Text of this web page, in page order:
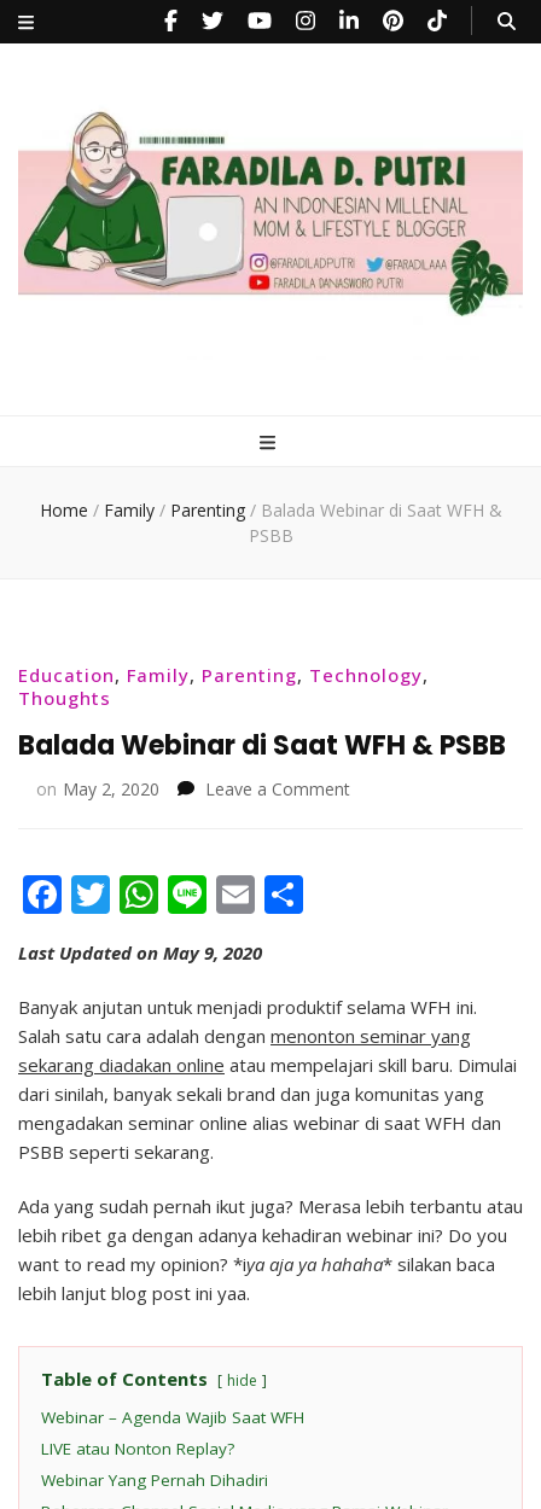
Home / Family / Parenting / Balada Webinar di Saat WFH &
PSBB
Education, Family, Parenting, Technology,
Thoughts
Balada Webinar di Saat WFH & PSBB
on May 2, 2020 Leave a Commenton
Facebook
Twitter
WhatsApp
LineEmail
Last Updated on May 9, 2020
Banyak anjutan untuk menjadi produktif selama WFH ini.
Salah satu cara adalah dengan menonton seminar yang
sekarang diadakan online atau mempelajari skill baru. Dimulai
dari sinilah, banyak sekali brand dan juga komunitas yang
mengadakan seminar online alias webinar di saat WFH dan
PSBB seperti sekarang.
Ada yang sudah pernah ikut juga? Merasa lebih terbantu atau
lebih ribet ga dengan adanya kehadiran webinar ini? Do you
want to read my opinion? *iya aja ya hahaha* silakan baca
lebih lanjut blog post ini yaa.
Table of Contents hide
Webinar – Agenda Wajib Saat WFH
LIVE atau Nonton Replay?
Webinar Yang Pernah Dihadiri